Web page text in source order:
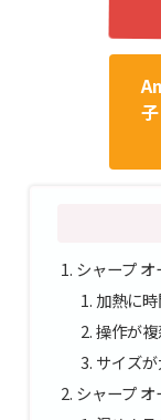
シャープ
加熱に
操作が
サイズ
シャープ